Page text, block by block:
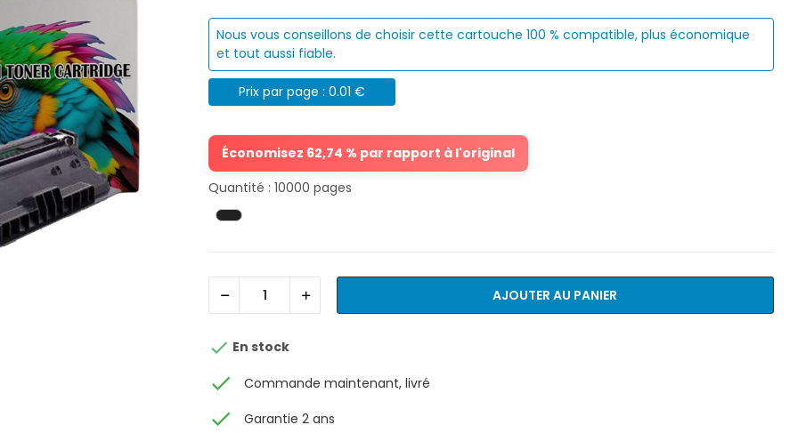
Nous vous conseillons de choisir cette cartouche 100 % compatible, plus économique
et tout aussi fiable.
Prix par page : 0.01 €
Économisez 62,74 % par rapport à l'original
Quantité : 10000 pages
AJOUTER AU PANIER
 En stock
check Commande maintenant, livré
check Garantie 2 ans